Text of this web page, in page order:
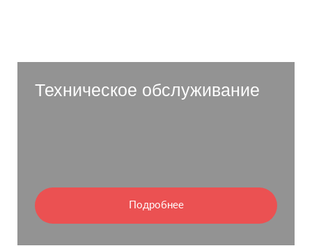
Техническое обслуживание
Подробнее